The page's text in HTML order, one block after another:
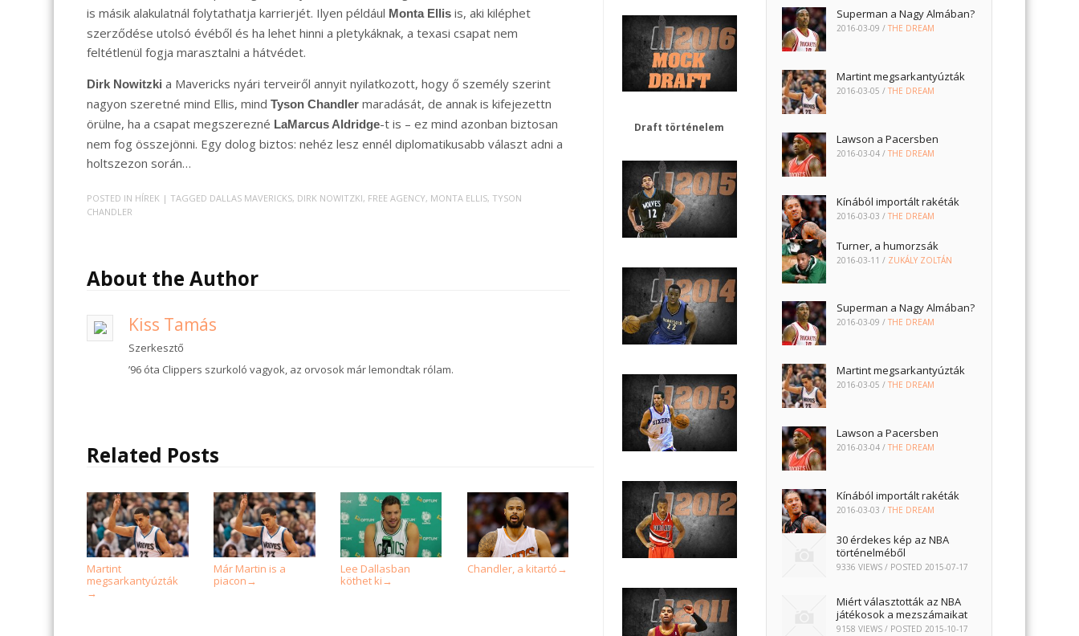
is másik alakulatnál folytathatja karrierjét. Ilyen például Monta Ellis is, aki kiléphet
szerződése utolsó évéből és ha lehet hinni a pletykáknak, a texasi csapat nem
feltétlenül fogja marasztalni a hátvédet.
Dirk Nowitzki a Mavericks nyári terveiről annyit nyilatkozott, hogy ő személy szerint
nagyon szeretné mind Ellis, mindTyson Chandler maradását, de annak is kifejezettn
örülne, ha a csapat megszerezné LaMarcus Aldridge-t is – ez mind azonban biztosan
nem fog összejönni. Egy dolog biztos: nehéz lesz ennél diplomatikusabb választ adni a
holtszezon során…
POSTED IN HÍREK | TAGGED DALLAS MAVERICKS, DIRK NOWITZKI, FREE AGENCY, MONTA ELLIS, TYSON
CHANDLER
About the Author
Kiss Tamás
Szerkesztő
’96 óta Clippers szurkoló vagyok, az orvosok már lemondtak rólam.
Related Posts
Martint
megsarkantyúzták
→
Már Martin is a
piacon →
Lee Dallasban
köthet ki →
Chandler, a kitartó →
Superman a Nagy Almában?
2016-03-09 /THE DREAM
Martint megsarkantyúzták
2016-03-05 /THE DREAM
Lawson a Pacersben
2016-03-04 /THE DREAM
Kínából importált rakéták
2016-03-03 /THE DREAM
Turner, a humorzsák
2016-03-11 / ZUKÁLY ZOLTÁN
Superman a Nagy Almában?
2016-03-09 /THE DREAM
Martint megsarkantyúzták
2016-03-05 /THE DREAM
Lawson a Pacersben
2016-03-04 /THE DREAM
Kínából importált rakéták
2016-03-03 /THE DREAM
30 érdekes kép az NBA
történelméből
9336 VIEWS / POSTED 2015-07-17
Miért választották az NBA
játékosok a mezszámaikat
9158 VIEWS / POSTED2015-10-17
Draft történelem